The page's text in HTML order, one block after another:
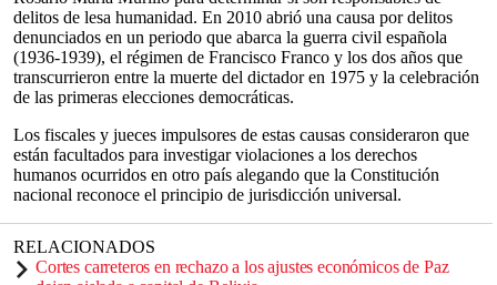
delitos de lesa humanidad. En 2010 abrió una causa por delitos
denunciados en un periodo que abarca la guerra civil española
(1936-1939), el régimen de Francisco Franco y los dos años que
transcurrieron entre la muerte del dictador en 1975 y la celebración
de las primeras elecciones democráticas.
Los fiscales y jueces impulsores de estas causas consideraron que
están facultados para investigar violaciones a los derechos
humanos ocurridos en otro país alegando que la Constitución
nacional reconoce el principio de jurisdicción universal.
RELACIONADOS
Cortes carreteros en rechazo a los ajustes económicos de Paz